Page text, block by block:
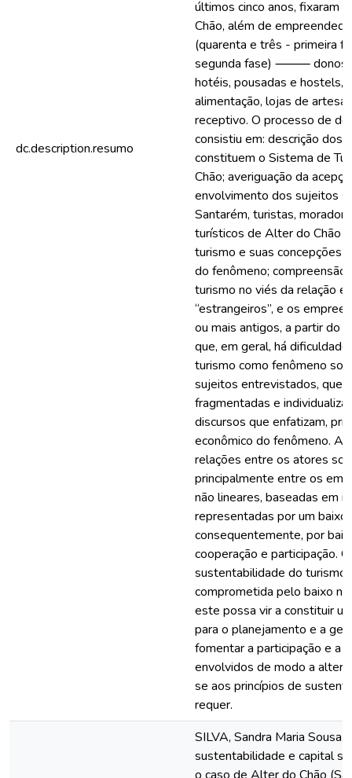
dc.description.resumo
últimos cinco anos, fixaram
Chão, além de
(quarenta e três - primeira
segunda fase) ⸻ donos
hotéis, pousadas e hostels,
alimentação, lojas de
receptivo. O processo de
consistiu em: descrição dos
constituem o Sistema de
Chão; averiguação da
envolvimento dos sujeitos
Santarém, turistas,
turísticos de Alter do Chão
turismo e suas concepções
do fenômeno;
turismo no viés da relação
“estrangeiros”, e os
ou mais antigos, a partir do
que, em geral, há
turismo como fenômeno
sujeitos entrevistados, que
fragmentadas e
discursos que enfatizam,
econômico do fenômeno.
relações entre os atores
principalmente entre os
não lineares, baseadas em
representadas por um baixo
consequentemente, por
cooperação e participação.
sustentabilidade do turismo
comprometida pelo baixo
este possa vir a constituir
para o planejamento e a
fomentar a participação e a
envolvidos de modo a
se aos princípios de
requer.
SILVA, Sandra Maria Sousa
sustentabilidade e capital